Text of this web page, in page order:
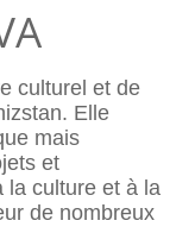
culturel et de
Elle
mais
et
la culture et à la
de nombreux